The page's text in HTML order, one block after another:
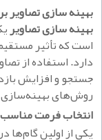
بهینه سازی تصاویر
بهینه‌ سازی تصاویر
است که تأثیر
دارد. استفاده از
جستجو و افزایش
روش‌های
انتخاب فرمت
یکی از اولین گام‌ها